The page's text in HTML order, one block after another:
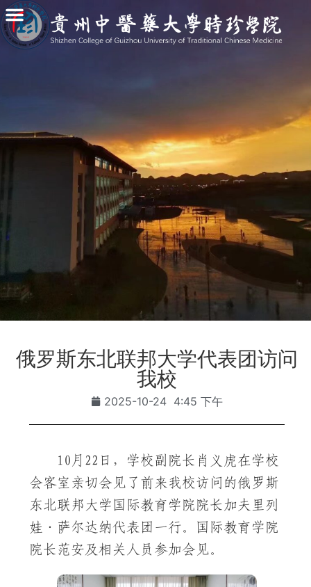
俄罗斯东北联邦大学代表团访问
我校
2025-10-24 4:45 下午
10月22日，学校副院长肖义虎在学校
会客室亲切会见了前来我校访问的俄罗斯
东北联邦大学国际教育学院院长加夫里列
娃·萨尔达纳代表团一行。国际教育学院
院长范安及相关人员参加会见。